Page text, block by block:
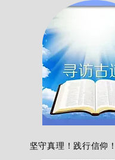
坚守真理！践行信仰